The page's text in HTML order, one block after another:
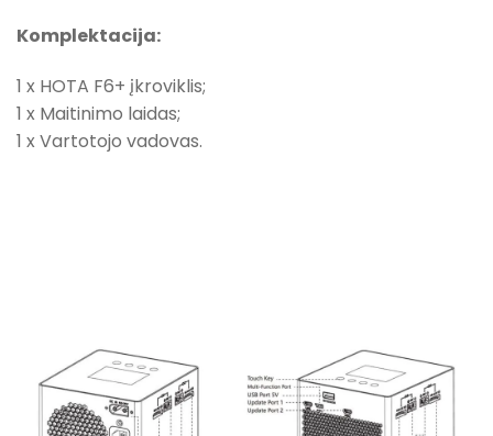
Komplektacija:
1 x HOTA F6+ įkroviklis;
1 x Maitinimo laidas;
1 x Vartotojo vadovas.